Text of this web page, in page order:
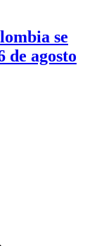
se
de agosto